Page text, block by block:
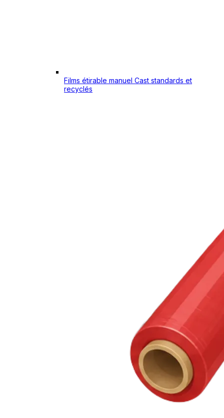
Films étirable manuel Cast standards et
recyclés